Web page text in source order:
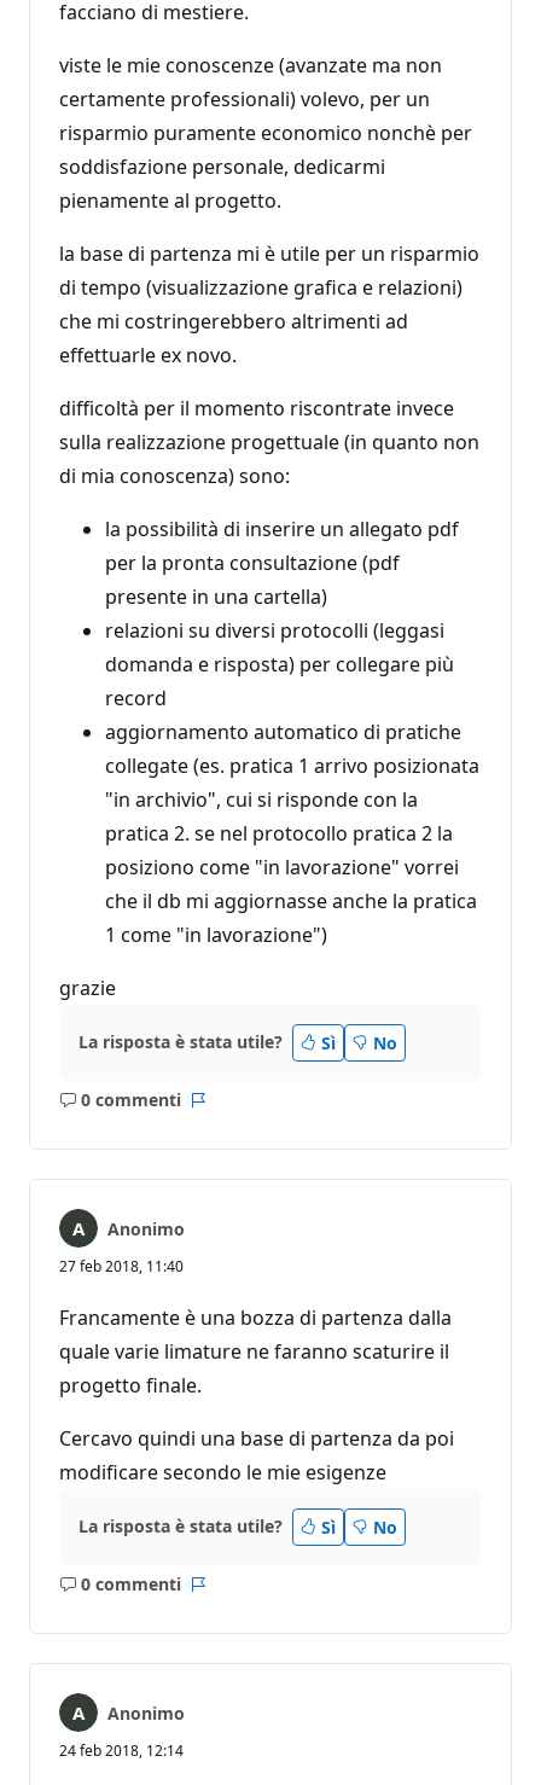
facciano di mestiere.
viste le mie conoscenze (avanzate ma non
certamente professionali) volevo, per un
risparmio puramente economico nonchè per
soddisfazione personale, dedicarmi
pienamente al progetto.
la base di partenza mi è utile per un risparmio
di tempo (visualizzazione grafica e relazioni)
che mi costringerebbero altrimenti ad
effettuarle ex novo.
difficoltà per il momento riscontrate invece
sulla realizzazione progettuale (in quanto non
di mia conoscenza) sono:
la possibilità di inserire un allegato pdf
per la pronta consultazione (pdf
presente in una cartella)
relazioni su diversi protocolli (leggasi
domanda e risposta) per collegare più
record
aggiornamento automatico di pratiche
collegate (es. pratica 1 arrivo posizionata
"in archivio", cui si risponde con la
pratica 2. se nel protocollo pratica 2 la
posiziono come "in lavorazione" vorrei
che il db mi aggiornasse anche la pratica
1 come "in lavorazione")
grazie
La risposta è stata utile? Sì No
0 commenti
Nessun
Anonimo
27 feb 2018, 11:40
Francamente è una bozza di partenza dalla
quale varie limature ne faranno scaturire il
progetto finale.
Cercavo quindi una base di partenza da poi
modificare secondo le mie esigenze
La risposta è stata utile? Sì No
0 commenti
Nessun
Anonimo
24 feb 2018, 12:14